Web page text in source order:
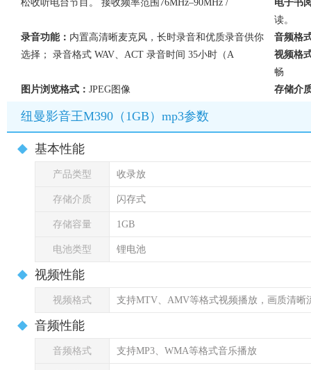
松收听电台节目。 接收频率范围76MHz–90MHz /
电子书
读。
录音功能： 内置高清晰麦克风，长时录音和优质录音供你
选择； 录音格式 WAV、ACT 录音时间 35小时（A
音频格
视频格
畅
图片浏览格式： JPEG图像 存储介
纽曼影音王M390（1GB）mp3参数
基本性能
产品类型 收录放
存储介质 闪存式
存储容量 1GB
电池类型 锂电池
视频性能
视频格式 支持MTV、AMV等格式视频播放，画质清晰
音频性能
音频格式 支持MP3、WMA等格式音乐播放